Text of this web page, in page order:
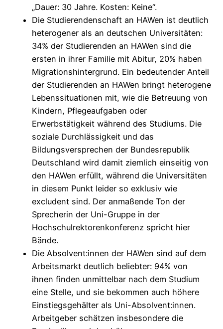
„Dauer: 30 Jahre. Kosten: Keine“.
Die Studierendenschaft an HAWen ist deutlich
heterogener als an deutschen Universitäten:
34% der Studierenden an HAWen sind die
ersten in ihrer Familie mit Abitur, 20% haben
Migrationshintergrund. Ein bedeutender Anteil
der Studierenden an HAWen bringt heterogene
Lebenssituationen mit, wie die Betreuung von
Kindern, Pflegeaufgaben oder
Erwerbstätigkeit während des Studiums. Die
soziale Durchlässigkeit und das
Bildungsversprechen der Bundesrepublik
Deutschland wird damit ziemlich einseitig von
den HAWen erfüllt, während die Universitäten
in diesem Punkt leider so exklusiv wie
excludent sind. Der anmaßende Ton der
Sprecherin der Uni-Gruppe in der
Hochschulrektorenkonferenz spricht hier
Bände.
Die Absolvent:innen der HAWen sind auf dem
Arbeitsmarkt deutlich beliebter: 94% von
ihnen finden unmittelbar nach dem Studium
eine Stelle, und sie bekommen auch höhere
Einstiegsgehälter als Uni-Absolvent:innen.
Arbeitgeber schätzen insbesondere die